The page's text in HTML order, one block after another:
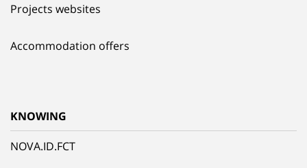
Projects websites
Accommodation offers
KNOWING
NOVA.ID.FCT